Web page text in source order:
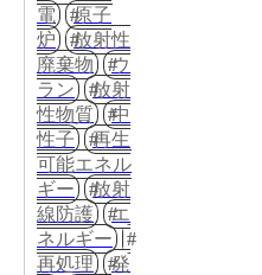
電
原子
炉
放射性
廃棄物
ウ
ラン
放射
性物質
中
性子
再生
可能エネル
ギー
放射
線防護
エ
ネルギー
再処理
発